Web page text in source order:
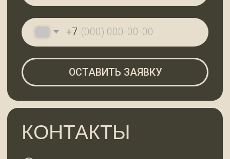
КАТАЛОГ
О КОМПАНИИ
Субота с 10:00 до 18:00, воскресенье —
выходной